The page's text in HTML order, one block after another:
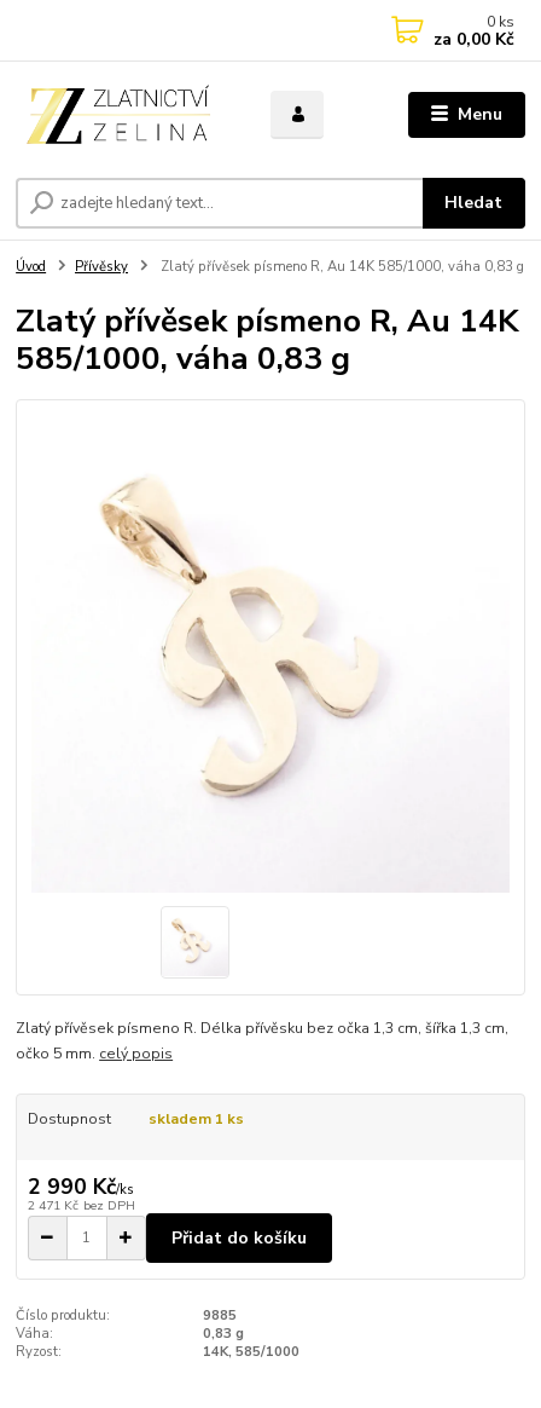
Menu
Hledat
0 ks
za 0,00 Kč
Úvod Přívěsky Zlatý přívěsek písmeno R, Au 14K 585/1000, váha 0,83 g
Zlatý přívěsek písmeno R, Au 14K
585/1000, váha 0,83 g
Zlatý přívěsek písmeno R. Délka přívěsku bez očka 1,3 cm, šířka 1,3 cm,
očko 5 mm. celý popis
Dostupnost skladem 1 ks
2 990 Kč/ks
2 471 Kč bez DPH
Přidat do košíku
Číslo produktu:
9885
Váha:
0,83 g
Ryzost:
14K, 585/1000